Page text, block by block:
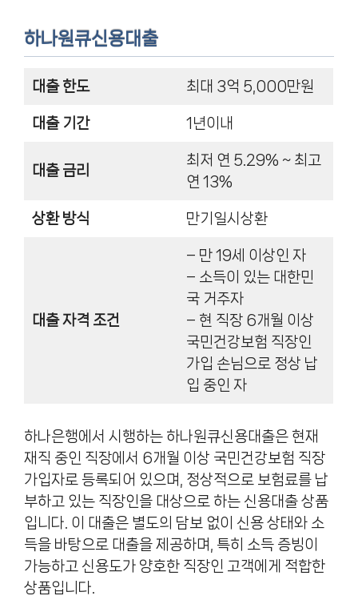
하나원큐신용대출
대출 한도 최대 3억 5,000만원
대출 기간 1년이내
대출 금리
최저 연 5.29% ~ 최고
연 13%
상환 방식 만기일시상환
대출 자격 조건
– 만 19세 이상인 자
– 소득이 있는 대한민
국 거주자
– 현 직장 6개월 이상
국민건강보험 직장인
가입 손님으로 정상 납
입 중인 자
하나은행에서 시행하는 하나원큐신용대출은 현재
재직 중인 직장에서 6개월 이상 국민건강보험 직장
가입자로 등록되어 있으며, 정상적으로 보험료를 납
부하고 있는 직장인을 대상으로 하는 신용대출 상품
입니다. 이 대출은 별도의 담보 없이 신용 상태와 소
득을 바탕으로 대출을 제공하며, 특히 소득 증빙이
가능하고 신용도가 양호한 직장인 고객에게 적합한
상품입니다.